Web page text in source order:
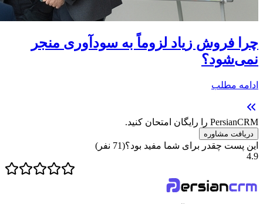
چرا فروش زیاد لزوماً به سودآوری منجر
نمی‌شود؟
ادامه مطلب
PersianCRM را رایگان امتحان کنید.
دریافت مشاوره
این پست چقدر برای شما مفید بود؟(
71 نفر)
4.9